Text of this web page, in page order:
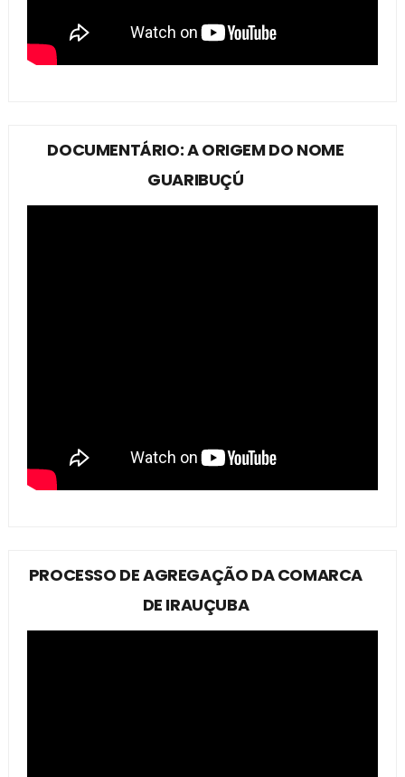
DOCUMENTÁRIO: A ORIGEM DO NOME
GUARIBUÇÚ
PROCESSO DE AGREGAÇÃO DA COMARCA
DE IRAUÇUBA